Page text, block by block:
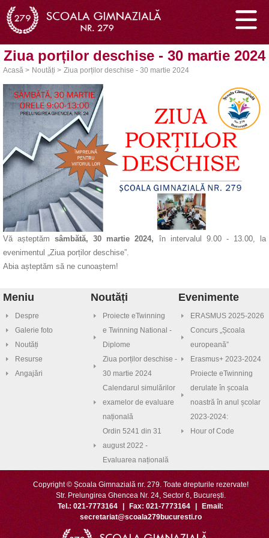
Ziua porților deschise - 30 martie 2024
Acasă > Noutăți > Ziua porților deschise - 30 martie 2024
Vă așteptămsâmbătă, 30 martie 2024, în intervalul 9.00 - 13.00, la
evenimentul „Ziua porților deschise”.
Abia așteptăm să ne cunoaștem!
Meniu
Despre
Galerie foto
Noutăți
Resurse
Angajări
Noutăți
Proiecte eTwinning
e Twinning National -
Diplome
Ziua porților deschise -
30 martie 2024
Calendarul simulărilor
examelor de evaluare
națională
Ordin 5241 din 31
august 2022 -
Evaluarea națională
Evenimente
ERASMUS 2025-2026
Concurs „Școala
europeană”
Erasmus+ 2023-2024
Proiecte eTwinning
derulate în școala
noastră în anul școlar
2023-2024:
Hour of Code
Copyright © Școala Gimnazială nr. 279. Toate drepturile rezervate!
Str. Prelungirea Ghencea Nr. 24, Sector 6, București.
Tel.: 021-7773164
Fax: 021-7773164
Email:
secretariat@scoala279bucuresti.ro